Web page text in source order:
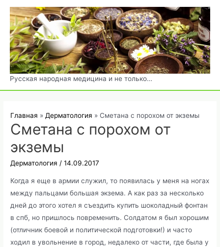
Перейти
содержимому
Русская народная медицина и не только…
Главная Дерматология Сметана с порохом от экземы
Сметана с порохом от
экземы
Дерматология /14.09.2017
Когда я еще в армии служил, то появилась у меня на ногах
между пальцами большая экзема. А как раз за несколько
дней до этого хотел я съездить купить шоколадный фонтан
в спб, но пришлось повременить. Солдатом я был хорошим
(отличник боевой и политической подготовки!) и часто
ходил в увольнение в город, недалеко от части, где была у